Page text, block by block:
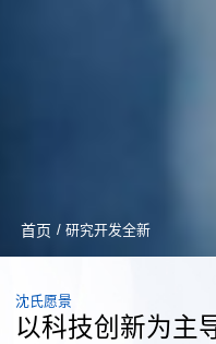
首页 / 研究开发全新
沈氏愿景
以科技创新为主